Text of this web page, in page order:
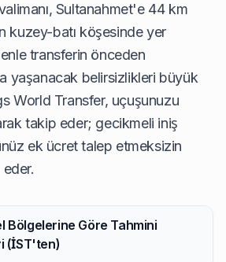
Sultanahmet'e 44 km
kuzey-batı köşesinde yer
transferin önceden
yaşanacak belirsizlikleri büyük
World Transfer, uçuşunuzu
takip eder; gecikmeli iniş
ek ücret talep etmeksizin
Bölgelerine Göre Tahmini
(İST'ten)